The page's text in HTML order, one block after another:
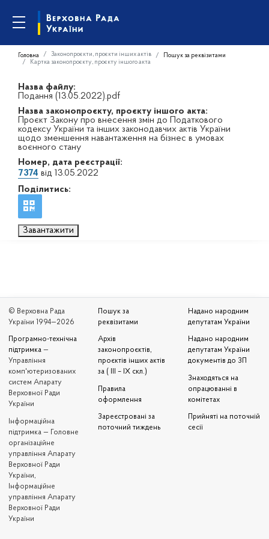
Головна Законопроєкти, проєкти інших актів
Пошук за реквізитами
Картка законопроєкту, проєкту іншого акта
Назва файлу:
Подання (13.05.2022).pdf
Назва законопроєкту, проєкту іншого акта:
Проєкт Закону про внесення змін до Податкового
кодексу України та інших законодавчих актів України
щодо зменшення навантаження на бізнес в умовах
воєнного стану
Номер, дата реєстрації:
7374 від 13.05.2022
Поділитись:
Завантажити
© Верховна Рада
України 1994—2026
Програмно-технічна
підтримка —
Управління
комп'ютеризованих
систем Апарату
Верховної Ради
України
Iнформаційна
підтримка — Головне
організаційне
управління Апарату
Верховної Ради
України,
Інформаційне
управління Апарату
Верховної Ради
України
Пошук за
реквізитами
Архів
законопроєктів,
проєктів інших актів
за ( III – IX скл.)
Правила
оформлення
Зареєстровані за
поточний тиждень
Надано народним
депутатам України
Надано народним
депутатам України
документів до ЗП
Знаходяться на
опрацюванні в
комітетах
Прийняті на поточній
сесії